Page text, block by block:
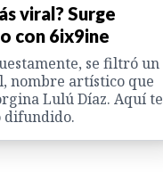
viral? Surge
con 6ix9ine
se filtró un
nombre artístico que
Lulú Díaz. Aquí te
difundido.